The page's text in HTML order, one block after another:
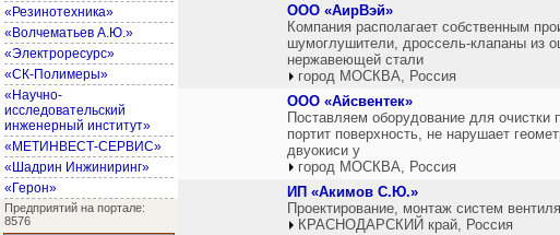
«Резинотехника»
«Волчематьев А.Ю.»
«Электроресурс»
«СК-Полимеры»
«Научно-
исследовательский
инженерный институт»
«МЕТИНВЕСТ-СЕРВИС»
«Шадрин Инжиниринг»
«Герон»
Предприятий на портале:
8576
ООО «АирВэй»
Компания располагает собственным
шумоглушители, дроссель-клапаны из
нержавеющей стали
город МОСКВА, Россия
ООО «Айсвентек»
Поставляем оборудование для очистки
портит поверхность, не нарушает
двуокиси у
город МОСКВА, Россия
ИП «Акимов С.Ю.»
Проектирование, монтаж систем
КРАСНОДАРСКИЙ край, Россия